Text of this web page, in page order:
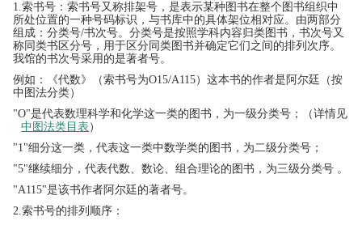
1.索书号：索书号又称排架号，是表示某种图书在整个图书组织中
所处位置的一种号码标识，与书库中的具体架位相对应。由两部分
组成：分类号/书次号。分类号是按照学科内容归类图书，书次号又
称同类书区分号，用于区分同类图书并确定它们之间的排列次序。
我馆的书次号采用的是著者号。
例如：《代数》（索书号为O15/A115）这本书的作者是阿尔廷（按
中图法分类）
"O"是代表数理科学和化学这一类的图书，为一级分类号；（详情见
中图法类目表 ）
"1"细分这一类，代表这一类中数学类的图书，为二级分类号；
"5"继续细分，代表代数、数论、组合理论的图书，为三级分类号 。
"A115"是该书作者阿尔廷的著者号。
2.索书号的排列顺序：